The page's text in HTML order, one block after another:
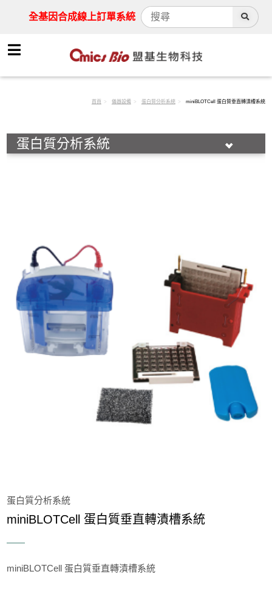
全基因合成線上訂單系統
首頁 儀器設備 蛋白質分析系統 miniBLOTCell 蛋白質垂直轉漬槽系統
蛋白質分析系統
快速細胞計數儀
蛋白質分析系統
Mini Vertical PAGE System 蛋白質四片膠電泳槽
系統
Mini Vertical PAGE System 蛋白質兩片膠電泳槽
miniBLOTCell 蛋白質垂直轉漬槽系統
凝膠照相系統
核酸電泳系統
蛋白質分析系統
miniBLOTCell 蛋白質垂直轉漬槽系統
miniBLOTCell 蛋白質垂直轉漬槽系統